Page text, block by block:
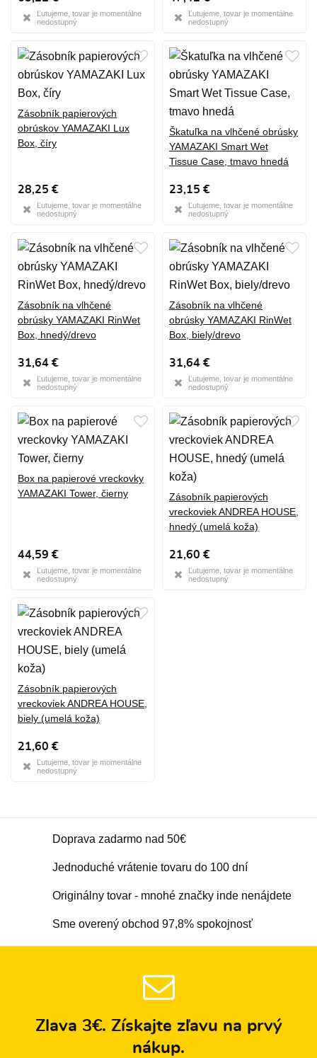
Ľutujeme, tovar je momentálne
nedostupný
Ľutujeme, tovar je momentálne
nedostupný
Zásobník papierových
obrúskov YAMAZAKI Lux
Box, číry
28,25 €
Ľutujeme, tovar je momentálne
nedostupný
Škatuľka na vlhčené obrúsky
YAMAZAKI Smart Wet
Tissue Case, tmavo hnedá
23,15 €
Ľutujeme, tovar je momentálne
nedostupný
Zásobník na vlhčené
obrúsky YAMAZAKI RinWet
Box, hnedý/drevo
31,64 €
Ľutujeme, tovar je momentálne
nedostupný
Zásobník na vlhčené
obrúsky YAMAZAKI RinWet
Box, biely/drevo
31,64 €
Ľutujeme, tovar je momentálne
nedostupný
Box na papierové vreckovky
YAMAZAKI Tower, čierny
44,59 €
Ľutujeme, tovar je momentálne
nedostupný
Zásobník papierových
vreckoviek ANDREA HOUSE,
hnedý (umelá koža)
21,60 €
Ľutujeme, tovar je momentálne
nedostupný
Zásobník papierových
vreckoviek ANDREA HOUSE,
biely (umelá koža)
21,60 €
Ľutujeme, tovar je momentálne
nedostupný
Doprava zadarmo nad 50€
Jednoduché vrátenie tovaru do 100 dní
Originálny tovar - mnohé značky inde nenájdete
Sme overený obchod 97,8% spokojnosť
Zlava 3€. Získajte zľavu na prvý
nákup.